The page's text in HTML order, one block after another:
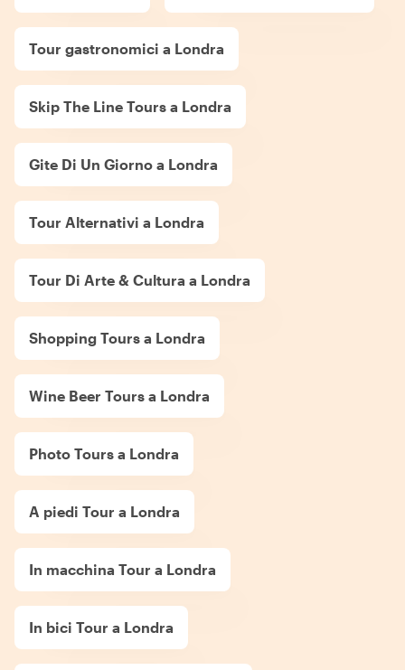
Tour gastronomici a Londra
Skip The Line Tours a Londra
Gite Di Un Giorno a Londra
Tour Alternativi a Londra
Tour Di Arte & Cultura a Londra
Shopping Tours a Londra
Wine Beer Tours a Londra
Photo Tours a Londra
A piedi Tour a Londra
In macchina Tour a Londra
In bici Tour a Londra